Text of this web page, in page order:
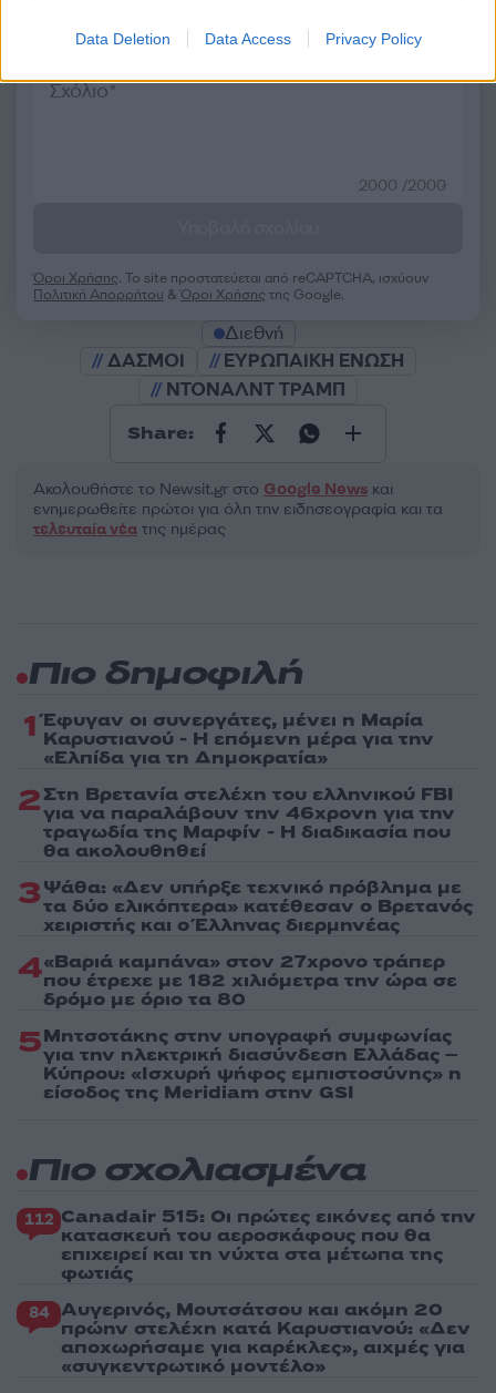
Data Deletion Data Access Privacy Policy
50 /50
2000 /2000
Όροι Χρήσης. Το site προστατεύεται από reCAPTCHA, ισχύουν
Πολιτική Απορρήτου &Όροι Χρήσης της Google.
Διεθνή
ΔΑΣΜΟΙ
ΕΥΡΩΠΑΙΚΗ ΕΝΩΣΗ
ΝΤΟΝΑΛΝΤ ΤΡΑΜΠ
Share:
Ακολουθήστε το Νewsit.gr στο Google News και
ενημερωθείτε πρώτοι για όλη την ειδησεογραφία και τα
τελευταία νέα της ημέρας
Πιο δημοφιλή
1 Έφυγαν οι συνεργάτες, μένει η Μαρία
Καρυστιανού - Η επόμενη μέρα για την
«Ελπίδα για τη Δημοκρατία»
2Στη Βρετανία στελέχη του ελληνικού FBI
για να παραλάβουν την 46χρονη για την
τραγωδία της Μαρφίν - Η διαδικασία που
θα ακολουθηθεί
3Ψάθα: «Δεν υπήρξε τεχνικό πρόβλημα με
τα δύο ελικόπτερα» κατέθεσαν ο Βρετανός
χειριστής και ο Έλληνας διερμηνέας
4«Βαριά καμπάνα» στον 27χρονο τράπερ
που έτρεχε με 182 χιλιόμετρα την ώρα σε
δρόμο με όριο τα 80
5Μητσοτάκης στην υπογραφή συμφωνίας
για την ηλεκτρική διασύνδεση Ελλάδας –
Κύπρου: «Ισχυρή ψήφος εμπιστοσύνης» η
είσοδος της Meridiam στην GSI
Πιο σχολιασμένα
112 Canadair 515: Οι πρώτες εικόνες από την
κατασκευή του αεροσκάφους που θα
επιχειρεί και τη νύχτα στα μέτωπα της
φωτιάς
84 Αυγερινός, Μουτσάτσου και ακόμη 20
πρώην στελέχη κατά Καρυστιανού: «Δεν
αποχωρήσαμε για καρέκλες», αιχμές για
«συγκεντρωτικό μοντέλο»